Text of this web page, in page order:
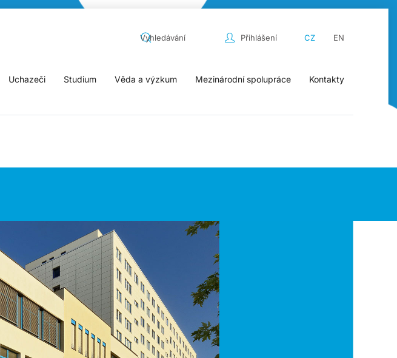
Přihlášení CZ EN
Uchazeči Studium Věda a výzkum Mezinárodní spolupráce Kontakty